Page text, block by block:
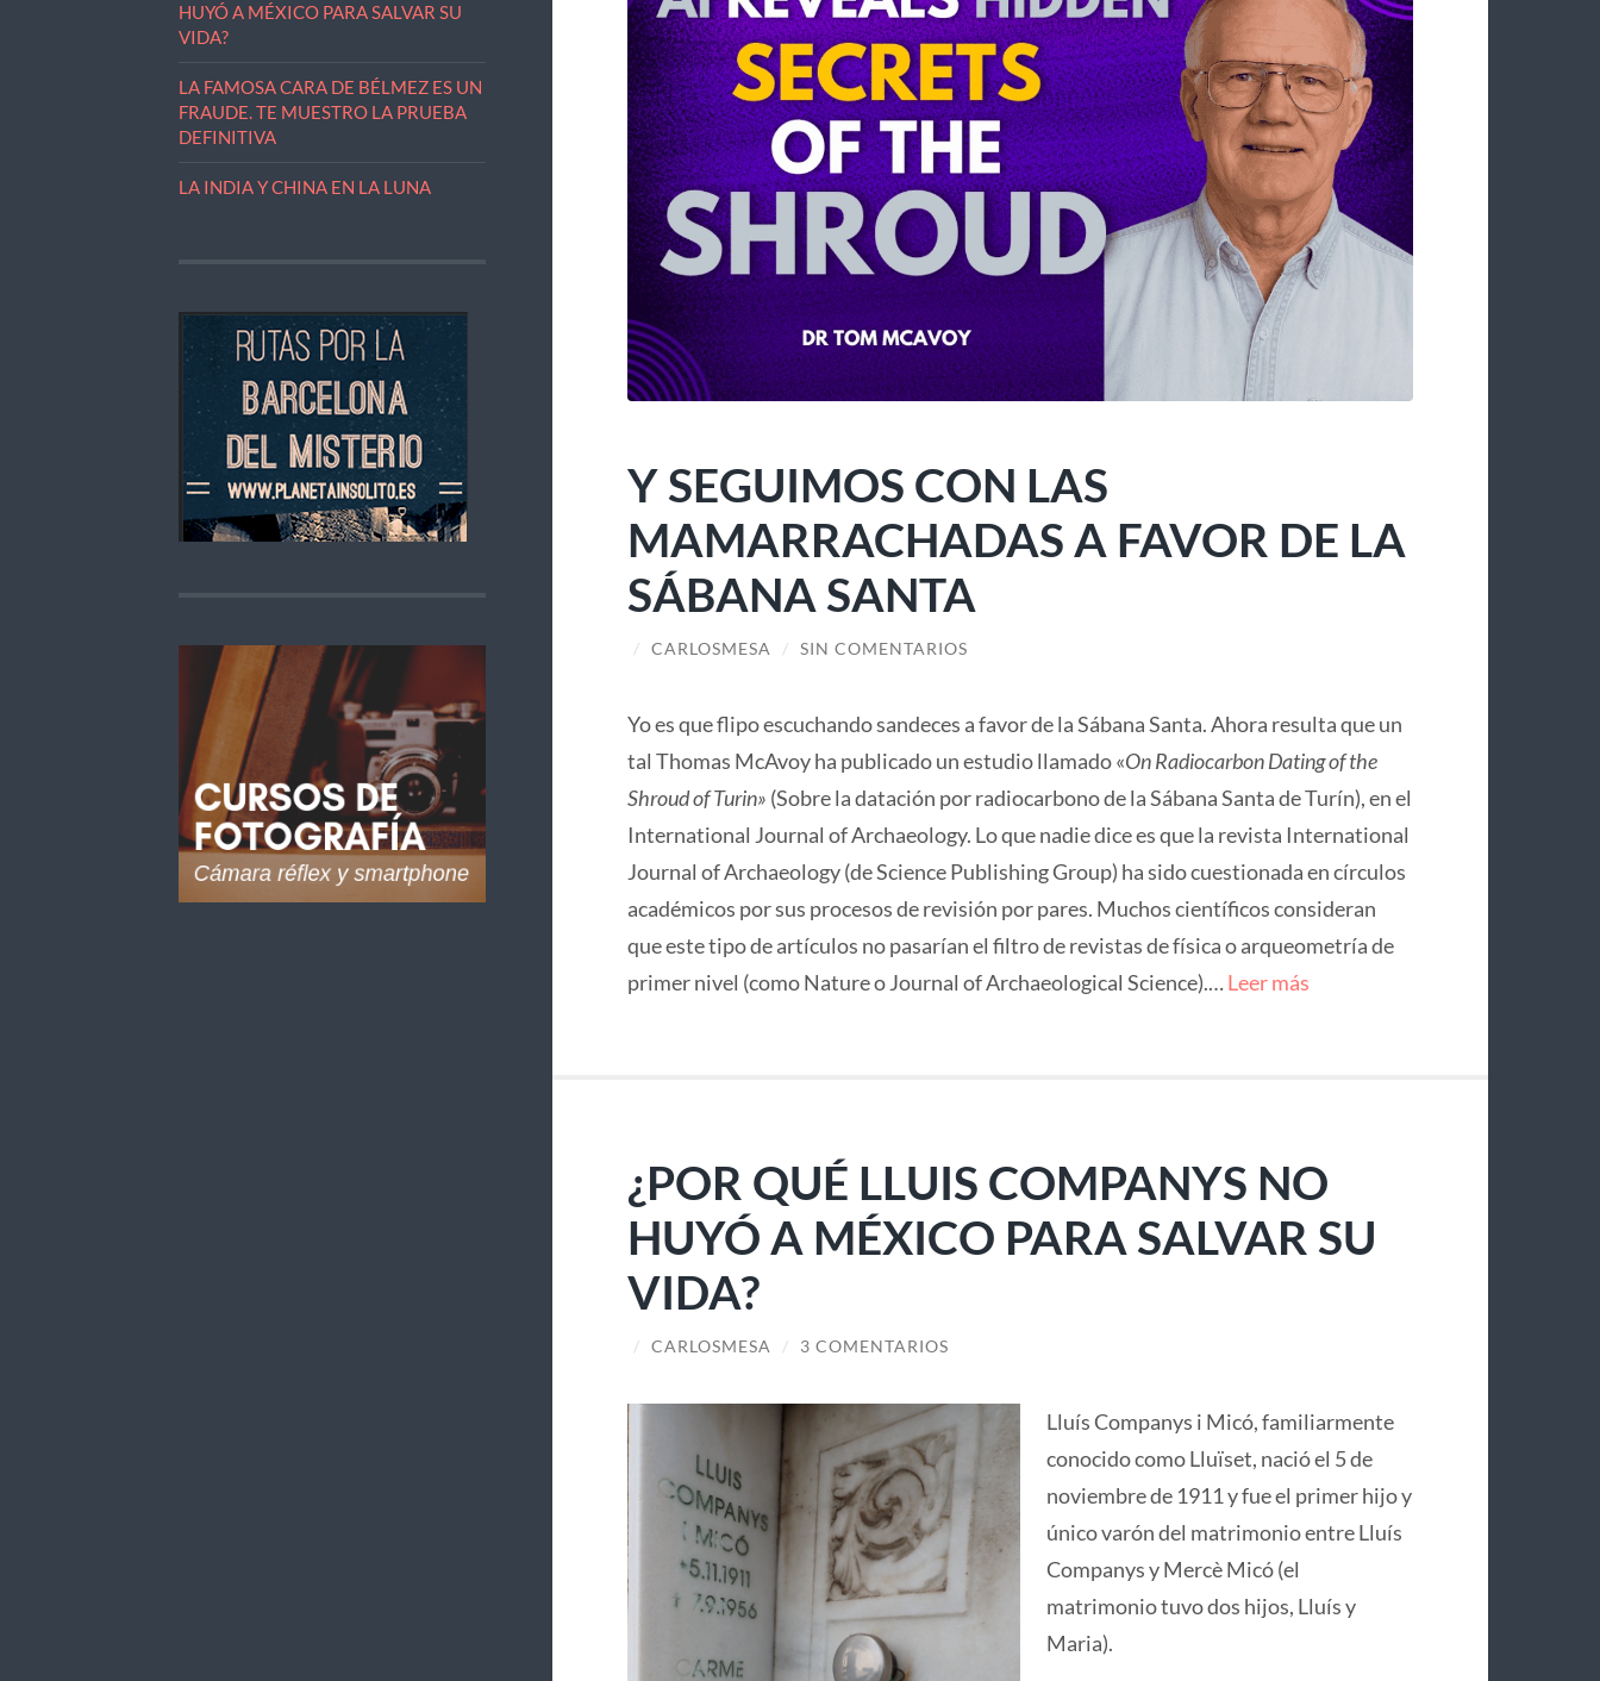
HUYÓ A MÉXICO PARA SALVAR SU
VIDA?
LA FAMOSA CARA DE BÉLMEZ ES UN
FRAUDE. TE MUESTRO LA PRUEBA
DEFINITIVA
LA INDIA Y CHINA EN LA LUNA
Y SEGUIMOS CON LAS
MAMARRACHADAS A FAVOR DE LA
SÁBANA SANTA
/ CARLOSMESA / SIN COMENTARIOS
Yo es que flipo escuchando sandeces a favor de la Sábana Santa. Ahora resulta que un
tal Thomas McAvoy ha publicado un estudio llamado «On Radiocarbon Dating of the
Shroud of Turin» (Sobre la datación por radiocarbono de la Sábana Santa de Turín), en el
International Journal of Archaeology. Lo que nadie dice es que la revista International
Journal of Archaeology (de Science Publishing Group) ha sido cuestionada en círculos
académicos por sus procesos de revisión por pares. Muchos científicos consideran
que este tipo de artículos no pasarían el filtro de revistas de física o arqueometría de
primer nivel (como Nature o Journal of Archaeological Science).…Leer más
¿POR QUÉ LLUIS COMPANYS NO
HUYÓ A MÉXICO PARA SALVAR SU
VIDA?
/ CARLOSMESA / 3 COMENTARIOS
Lluís Companys i Micó, familiarmente
conocido como Lluïset, nació el 5 de
noviembre de 1911 y fue el primer hijo y
único varón del matrimonio entre Lluís
Companys y Mercè Micó (el
matrimonio tuvo dos hijos, Lluís y
Maria).